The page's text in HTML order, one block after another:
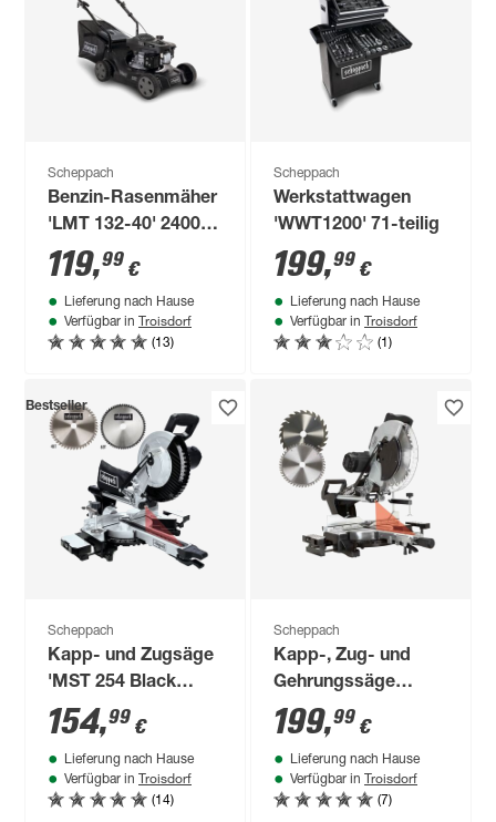
Scheppach
Benzin-Rasenmäher
'LMT 132-40' 2400 W
600 m²
119,99 €
Lieferung nach Hause
Verfügbar in Troisdorf
(13)
Scheppach
Werkstattwagen
'WWT1200' 71-teilig
199,99 €
Lieferung nach Hause
Verfügbar in Troisdorf
(1)
Bestseller
Scheppach
Kapp- und Zugsäge
'MST 254 Black
Edition' 2000 W mit
2 Sägeblättern
154,99 €
Lieferung nach Hause
Verfügbar in Troisdorf
(14)
Scheppach
Kapp-, Zug- und
Gehrungssäge
'MST305 Black
Edition' 2000 W
199,99 €
Lieferung nach Hause
Verfügbar in Troisdorf
(7)